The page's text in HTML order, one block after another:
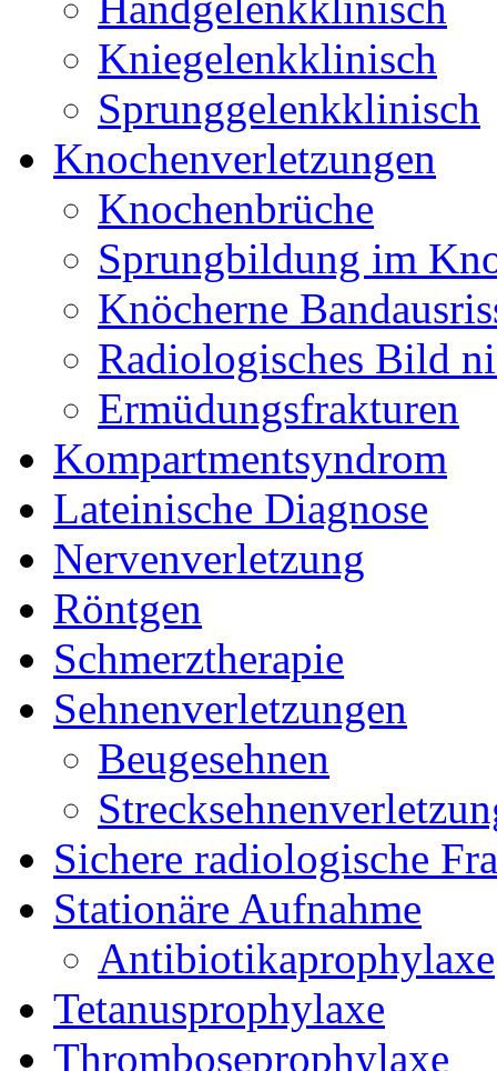
Kniegelenkklinisch
Sprunggelenkklinisch
Knochenverletzungen
Knochenbrüche
Sprungbildung im
Knöcherne
Radiologisches Bild
Ermüdungsfrakturen
Kompartmentsyndrom
Lateinische Diagnose
Nervenverletzung
Röntgen
Schmerztherapie
Sehnenverletzungen
Beugesehnen
Sichere radiologische
Stationäre Aufnahme
Antibiotikaprophylaxe
Tetanusprophylaxe
Thromboseprophylaxe